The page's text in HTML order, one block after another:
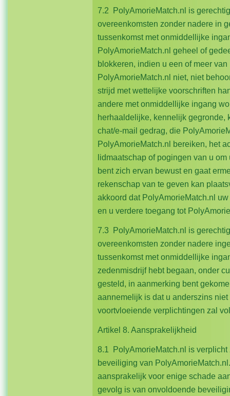
7.2 PolyAmorieMatch.nl is
overeenkomsten zonder nadere in
tussenkomst met onmiddellijke
PolyAmorieMatch.nl geheel of
blokkeren, indien u een of meer
PolyAmorieMatch.nl niet, niet
strijd met wettelijke voorschriften
andere met onmiddellijke ingang
herhaaldelijke, kennelijk gegronde,
chat/e-mail gedrag, die
PolyAmorieMatch.nl bereiken, het
lidmaatschap of pogingen van u
bent zich ervan bewust en gaat
rekenschap van te geven kan
akkoord dat PolyAmorieMatch.nl
en u verdere toegang tot
7.3 PolyAmorieMatch.nl is
overeenkomsten zonder nadere
tussenkomst met onmiddellijke
zedenmisdrijf hebt begaan, onder
gesteld, in aanmerking bent
aannemelijk is dat u anderszins
voortvloeiende verplichtingen zal
Artikel 8. Aansprakelijkheid
8.1 PolyAmorieMatch.nl is
beveiliging van
aansprakelijk voor enige schade
gevolg is van onvoldoende